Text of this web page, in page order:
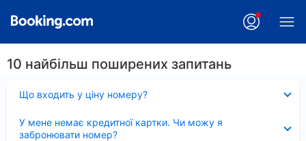
10 найбільш поширених запитань
Що входить у ціну номеру?
У мене немає кредитної картки. Чи можу я
забронювати номер?